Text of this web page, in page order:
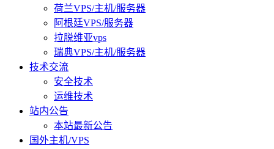
荷兰VPS/主机/服务器
阿根廷VPS/服务器
拉脱维亚vps
瑞典VPS/主机/服务器
技术交流
安全技术
运维技术
站内公告
本站最新公告
国外主机/VPS